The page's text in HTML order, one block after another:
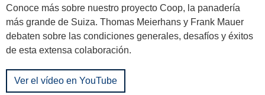
Conoce más sobre nuestro proyecto Coop, la panadería
más grande de Suiza. Thomas Meierhans y Frank Mauer
debaten sobre las condiciones generales, desafíos y éxitos
de esta extensa colaboración.
Ver el vídeo en YouTube